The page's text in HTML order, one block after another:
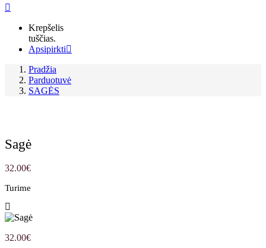
Krepšelis
tuščias.
Apsipirkti
Pradžia
Parduotuvė
SAGĖS
Sagė
32.00€
Turime
32.00€